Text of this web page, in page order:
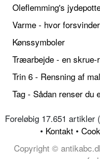
Oleflemming's
Varme - hvor
Kønssymboler
Træarbejde - en skrue-
Trin 6 - Rensning af
Tag - Sådan renser du
Foreløbig 17.651 artikler
• Kontakt •
Copyright ©